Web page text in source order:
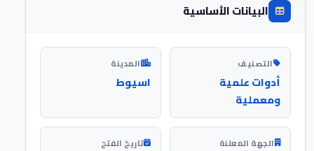
البيانات الأساسية
التصنيف
أدوات علمية
ومعملية
المدينة
اسيوط
الجهة المعلنة تاريخ الفتح